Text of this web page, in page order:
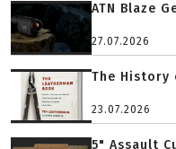
ATN Blaze
27.07.2026
The
23.07.2026
5" Assault